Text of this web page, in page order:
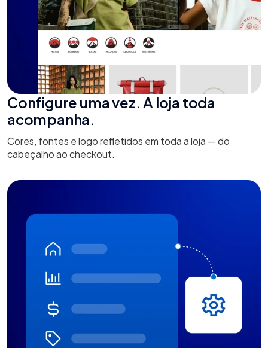
Configure uma vez. A loja toda
acompanha.
Cores, fontes e logo refletidos em toda a loja — do
cabeçalho ao checkout.